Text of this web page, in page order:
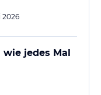
2026
jedes Mal